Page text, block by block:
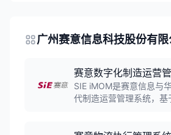
广州赛意信息科技股份有
赛意数字化制造运营
SIE iMOM是赛意信息与
代制造运营管理系统，基